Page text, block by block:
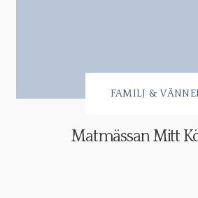
FAMILJ &
Matmässan Mitt